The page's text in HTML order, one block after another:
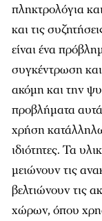
πληκτρολόγια
και τις
είναι ένα
συγκέντρωση
ακόµη και την
προβλήµατα
χρήση
ιδιότητες. Τα
µειώνουν τις
βελτιώνουν τις
χώρων, όπου